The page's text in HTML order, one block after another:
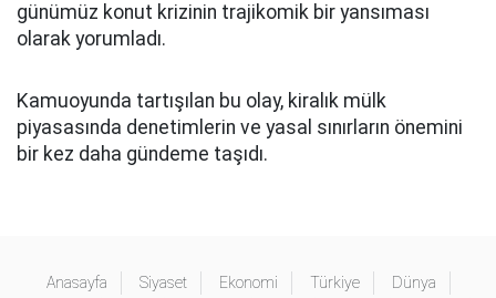
günümüz konut krizinin trajikomik bir yansıması
olarak yorumladı.
Kamuoyunda tartışılan bu olay, kiralık mülk
piyasasında denetimlerin ve yasal sınırların önemini
bir kez daha gündeme taşıdı.
Anasayfa Siyaset Ekonomi Türkiye
Dünya